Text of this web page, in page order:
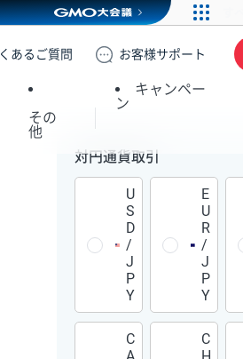
証券
ある ご質問 お客様サポート
その
他
キャンペー
ン
対円通貨取引
U
S
D
/
J
P
Y
E
U
R
/
J
P
Y
C
C